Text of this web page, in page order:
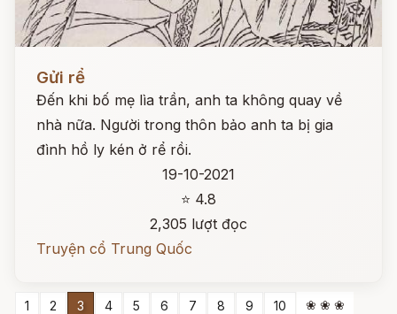
Gửi rể
Đến khi bố mẹ lìa trần, anh ta không quay về
nhà nữa. Người trong thôn bảo anh ta bị gia
đình hồ ly kén ở rể rồi.
19-10-2021
⭐ 4.8
2,305 lượt đọc
Truyện cổ Trung Quốc
1 2 3 4 5 6 7 8 9 10
❀ ❀ ❀